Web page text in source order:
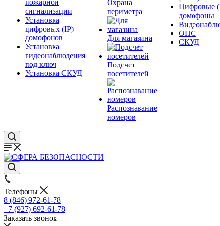
пожарной
сигнализации
Установка
цифровых (IP)
домофонов
Установка
видеонаблюдения
под ключ
Установка СКУД
Охрана
периметра
Для магазина
Подсчет
посетителей
Распознавание
номеров
Цифровые
домофоны
ОПС
СКУД
Телефоны
8 (846) 972-61-78
+7 (927) 692-61-78
Заказать звонок